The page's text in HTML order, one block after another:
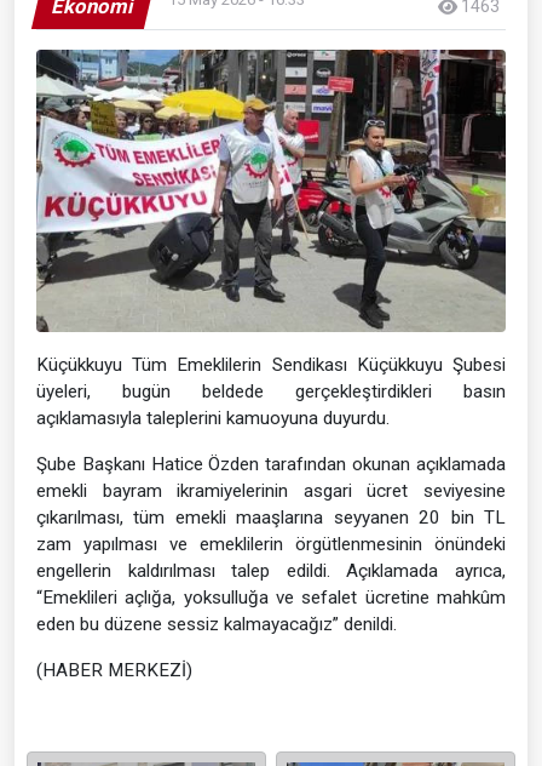
Ekonomi 1463
Küçükkuyu Tüm Emeklilerin Sendikası Küçükkuyu Şubesi
üyeleri, bugün beldede gerçekleştirdikleri basın
açıklamasıyla taleplerini kamuoyuna duyurdu.
Şube Başkanı Hatice Özden tarafından okunan açıklamada
emekli bayram ikramiyelerinin asgari ücret seviyesine
çıkarılması, tüm emekli maaşlarına seyyanen 20 bin TL
zam yapılması ve emeklilerin örgütlenmesinin önündeki
engellerin kaldırılması talep edildi. Açıklamada ayrıca,
“Emeklileri açlığa, yoksulluğa ve sefalet ücretine mahkûm
eden bu düzene sessiz kalmayacağız” denildi.
(HABER MERKEZİ)